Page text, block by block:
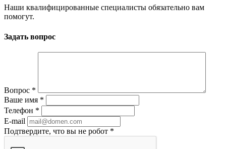
Наши квалифицированные специалисты обязательно вам
помогут.
Задать вопрос
Вопрос *
Ваше имя *
Телефон *
E-mail
Подтвердите, что вы не робот *